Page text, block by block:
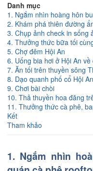
Danh mục
1. Ngắm nhìn hoàng hôn
2. Khám phá thiên đường
3. Chụp ảnh check in sống
4. Thưởng thức bữa tối
5. Chợ đêm Hội An
6. Uống bia hơi ở Hội An về
7. Ăn tối trên thuyền sông
8. Dạo quanh phố cổ Hội
9. Chơi bài chòi
10. Thả thuyền hoa đăng
11. Thưởng thức cà phê,
Kết
Tham khảo
1. Ngắm nhìn